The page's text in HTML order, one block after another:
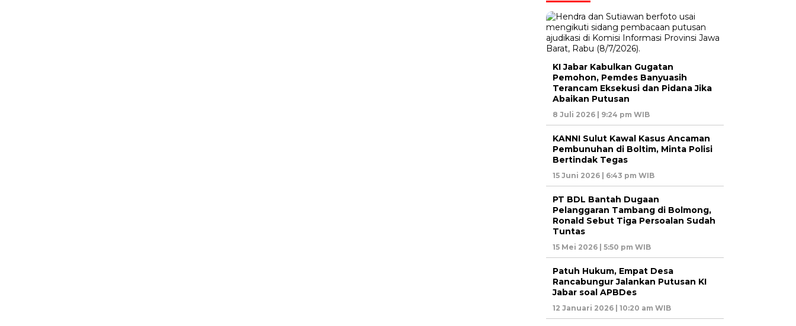
KI Jabar Kabulkan Gugatan
Pemohon, Pemdes Banyuasih
Terancam Eksekusi dan Pidana Jika
Abaikan Putusan
8 Juli 2026 | 9:24 pm WIB
KANNI Sulut Kawal Kasus Ancaman
Pembunuhan di Boltim, Minta Polisi
Bertindak Tegas
15 Juni 2026 | 6:43 pm WIB
PT BDL Bantah Dugaan
Pelanggaran Tambang di Bolmong,
Ronald Sebut Tiga Persoalan Sudah
Tuntas
15 Mei 2026 | 5:50 pm WIB
Patuh Hukum, Empat Desa
Rancabungur Jalankan Putusan KI
Jabar soal APBDes
12 Januari 2026 | 10:20 am WIB